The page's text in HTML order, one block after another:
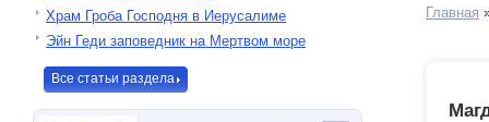
Храм Гроба Господня в Иерусалиме
Эйн Геди заповедник на Мертвом море
Все статьи раздела
Главная